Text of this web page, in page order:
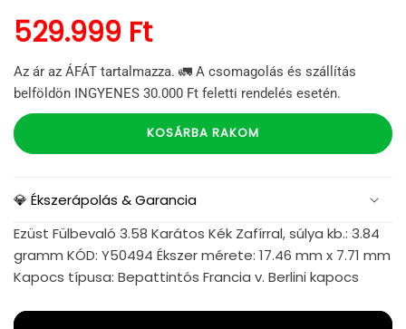
Normál ár
529.999 Ft
Az ár az ÁFÁT tartalmazza. 🚛 A csomagolás és szállítás
belföldön INGYENES 30.000 Ft feletti rendelés esetén.
KOSÁRBA RAKOM
💎 Ékszerápolás & Garancia
Ezüst Fülbevaló 3.58 Karátos Kék Zafírral, súlya kb.: 3.84
gramm KÓD: Y50494 Ékszer mérete: 17.46 mm x 7.71 mm
Kapocs típusa: Bepattintós Francia v. Berlini kapocs